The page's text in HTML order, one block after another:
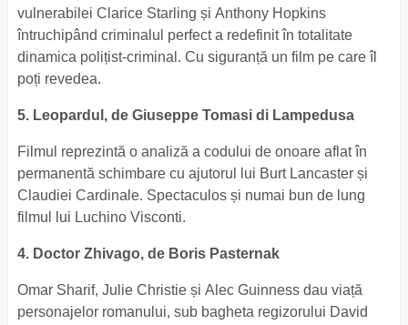
vulnerabilei Clarice Starling și Anthony Hopkins
întruchipând criminalul perfect a redefinit în totalitate
dinamica polițist-criminal. Cu siguranță un film pe care îl
poți revedea.
5. Leopardul, de Giuseppe Tomasi di Lampedusa
Filmul reprezintă o analiză a codului de onoare aflat în
permanentă schimbare cu ajutorul lui Burt Lancaster și
Claudiei Cardinale. Spectaculos și numai bun de lung
filmul lui Luchino Visconti.
4. Doctor Zhivago, de Boris Pasternak
Omar Sharif, Julie Christie și Alec Guinness dau viață
personajelor romanului, sub bagheta regizorului David